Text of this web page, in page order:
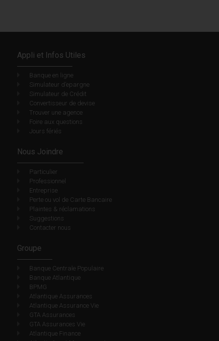
Appli et Infos Utiles
Banque en ligne
Simulateur d’epargne
Simulateur de Crédit
Convertisseur de devise
Trouver une agence
Foire aux questions
Jours fériés
Nous Joindre
Particulier
Professionnel
Entreprise
Perte ou vol de Carte Bancaire
Plaintes & réclamations
Suggestions
Contacter nous
Groupe
Banque Centrale Populaire
Banque Atlantique
BPMG
Atlantique Assurances
Atlantique Assurance Vie
GTA Assurances
GTA Assurances Vie
Atlantique Finance